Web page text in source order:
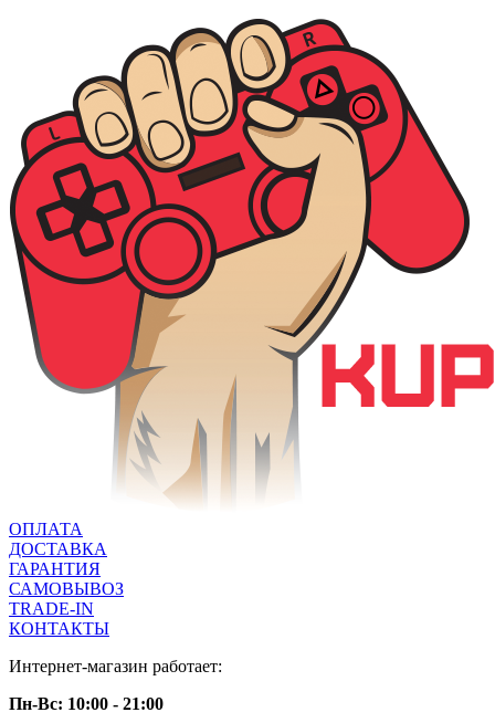
ОПЛАТА
ДОСТАВКА
ГАРАНТИЯ
САМОВЫВОЗ
TRADE-IN
КОНТАКТЫ
Интернет-магазин работает:
Пн-Вс: 10:00 - 21:00